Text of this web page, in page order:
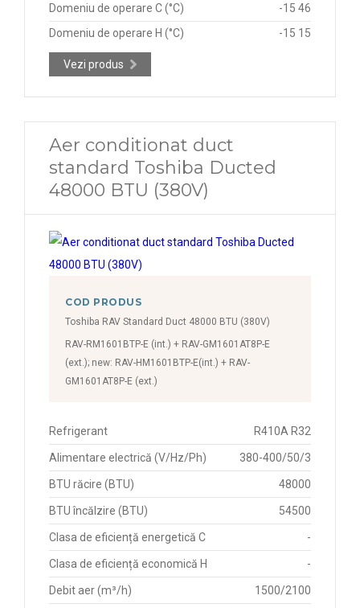
Domeniu de operare C (°C)
-15 46
Domeniu de operare H (°C)
-15 15
Vezi produs
Aer conditionat duct
standard Toshiba Ducted
48000 BTU (380V)
COD PRODUS
Toshiba RAV Standard Duct 48000 BTU (380V)
RAV-RM1601BTP-E (int.) + RAV-GM1601AT8P-E
(ext.); new: RAV-HM1601BTP-E(int.) + RAV-
GM1601AT8P-E (ext.)
Refrigerant R410A R32
Alimentare electrică (V/Hz/Ph) 380-400/50/3
BTU răcire (BTU) 48000
BTU încălzire (BTU) 54500
Clasa de eficiență energetică C -
Clasa de eficiență economică H -
Debit aer (m³/h) 1500/2100